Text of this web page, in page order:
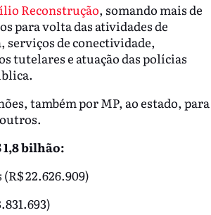
Reconstrução, somando mais de
para volta das atividades de
de conectividade,
tutelares e atuação das polícias
também por MP, ao estado, para
bilhão:
22.626.909)